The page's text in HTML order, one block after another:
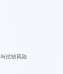
试错风险